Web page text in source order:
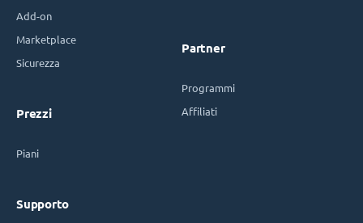
Add-on
Marketplace
Sicurezza
Prezzi
Piani
Supporto
Partner
Programmi
Affiliati